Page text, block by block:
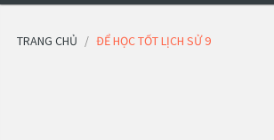
TRANG CHỦ ĐỂ HỌC TỐT LỊCH SỬ 9